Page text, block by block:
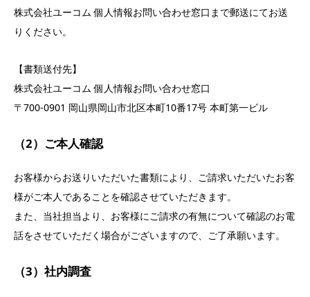
株式会社ユーコム 個人情報お問い合わせ窓口まで郵送にてお送
りください。
【書類送付先】
株式会社ユーコム 個人情報お問い合わせ窓口
〒700-0901 岡山県岡山市北区本町10番17号 本町第一ビル
（2）ご本人確認
お客様からお送りいただいた書類により、ご請求いただいたお客
様がご本人であることを確認させていただきます。
また、当社担当より、お客様にご請求の有無について確認のお電
話をさせていただく場合がございますので、ご了承願います。
（3）社内調査